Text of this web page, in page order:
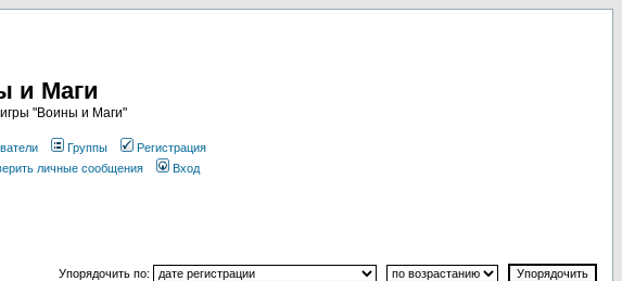
и Маги
"Воины и Маги"
Группы
Регистрация
личные сообщения Вход
Упорядочить по: